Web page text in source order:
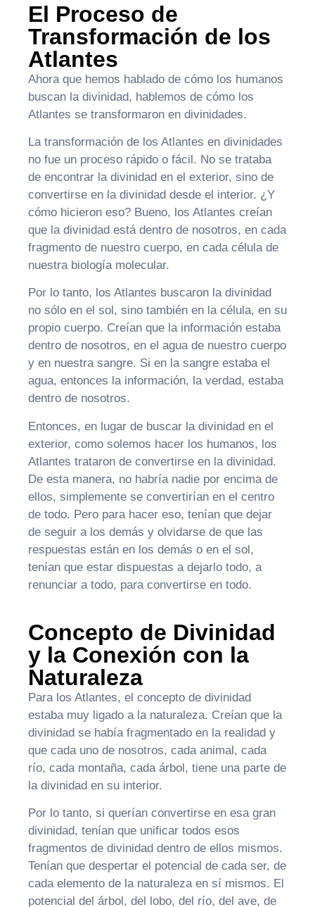
El Proceso de
Transformación de los
Atlantes
Ahora que hemos hablado de cómo los humanos
buscan la divinidad, hablemos de cómo los
Atlantes se transformaron en divinidades.
La transformación de los Atlantes en divinidades
no fue un proceso rápido o fácil. No se trataba
de encontrar la divinidad en el exterior, sino de
convertirse en la divinidad desde el interior. ¿Y
cómo hicieron eso? Bueno, los Atlantes creían
que la divinidad está dentro de nosotros, en cada
fragmento de nuestro cuerpo, en cada célula de
nuestra biología molecular.
Por lo tanto, los Atlantes buscaron la divinidad
no sólo en el sol, sino también en la célula, en su
propio cuerpo. Creían que la información estaba
dentro de nosotros, en el agua de nuestro cuerpo
y en nuestra sangre. Si en la sangre estaba el
agua, entonces la información, la verdad, estaba
dentro de nosotros.
Entonces, en lugar de buscar la divinidad en el
exterior, como solemos hacer los humanos, los
Atlantes trataron de convertirse en la divinidad.
De esta manera, no habría nadie por encima de
ellos, simplemente se convertirían en el centro
de todo. Pero para hacer eso, tenían que dejar
de seguir a los demás y olvidarse de que las
respuestas están en los demás o en el sol,
tenían que estar dispuestas a dejarlo todo, a
renunciar a todo, para convertirse en todo.
Concepto de Divinidad
y la Conexión con la
Naturaleza
Para los Atlantes, el concepto de divinidad
estaba muy ligado a la naturaleza. Creían que la
divinidad se había fragmentado en la realidad y
que cada uno de nosotros, cada animal, cada
río, cada montaña, cada árbol, tiene una parte de
la divinidad en su interior.
Por lo tanto, si querían convertirse en esa gran
divinidad, tenían que unificar todos esos
fragmentos de divinidad dentro de ellos mismos.
Tenían que despertar el potencial de cada ser, de
cada elemento de la naturaleza en sí mismos. El
potencial del árbol, del lobo, del río, del ave, de